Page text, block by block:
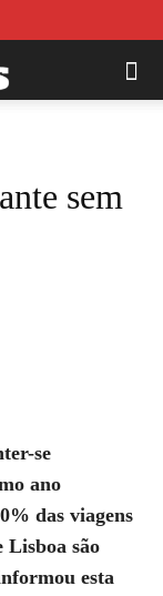
sem
se
ano
das viagens
Lisboa são
esta